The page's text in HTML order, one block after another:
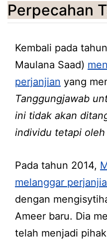
Perpecahan
Kembali pada
Maulana Saad)
perjanjian yang
Tanggungjawab
ini tidak akan
individu tetapi oleh
Pada tahun 2014,
melanggar
dengan
Ameer baru. Dia
telah menjadi